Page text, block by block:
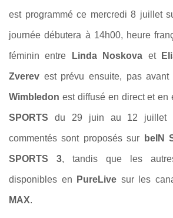
est programmé ce mercredi 8 juillet
journée débutera à 14h00, heure
féminin entre Linda Noskova et
Zverev est prévu ensuite, pas avant
Wimbledon est diffusé en direct et en
SPORTS du 29 juin au 12 juillet
commentés sont proposés sur beIN
SPORTS 3, tandis que les
disponibles en PureLive sur les
MAX.